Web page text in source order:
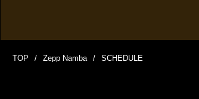
TOP Zepp Namba SCHEDULE